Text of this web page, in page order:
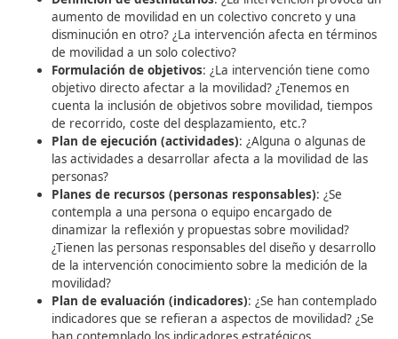
las personas responsables conocimiento
evaluar la accidentalidad de la intervención? ¿Qué
competencias, experiencias, formación, tienen las
personas que van a intervenir en el diseño y
los campos como la accidentalidad?
Plan de evaluación (indicadores): ¿Se han
cuenta indicadores que reduzcan la
han tenido en cuenta los indicadores estratégicos?
La inclusión de la movilidad en la evaluación tiene que
hecho de que es un requisito para que las personas
satisfacer sus necesidades (comunicarse, establecer
etc.). Además, la accidentalidad y la movilidad están
directamente relacionadas, ya que al reducirse la
también lo hace la accidentalidad.